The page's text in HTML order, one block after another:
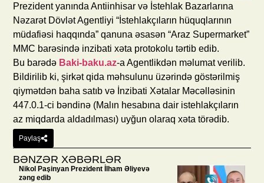
Prezident yanında Antiinhisar və İstehlak Bazarlarına
Nəzarət Dövlət Agentliyi “İstehlakçıların hüquqlarının
müdafiəsi haqqında” qanuna əsasən “Araz Supermarket”
MMC barəsində inzibati xəta protokolu tərtib edib.
Bu barədə Baki-baku.az-a Agentlikdən məlumat verilib.
Bildirilib ki, şirkət qida məhsulunu üzərində göstərilmiş
qiymətdən baha satıb və İnzibati Xətalar Məcəlləsinin
447.0.1-ci bəndinə (Malın hesabına dair istehlakçıların
az miqdarda aldadılması) uyğun olaraq xəta törədib.
Paylaş
BƏNZƏR XƏBƏRLƏR
Nikol Paşinyan Prezident İlham Əliyevə
zəng edib